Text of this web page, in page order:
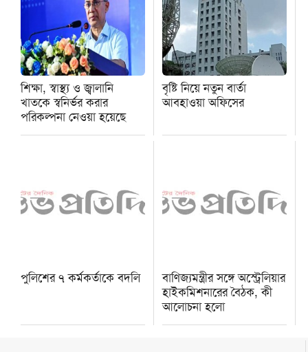
শিক্ষা, স্বাস্থ্য ও জ্বালানি
খাতকে স্বনির্ভর করার
পরিকল্পনা নেওয়া হয়েছে
বৃষ্টি নিয়ে নতুন বার্তা
আবহাওয়া অফিসের
পুলিশের ৭ কর্মকর্তাকে বদলি
বাণিজ্যমন্ত্রীর সঙ্গে অস্ট্রেলিয়ার
হাইকমিশনারের বৈঠক, কী
আলোচনা হলো